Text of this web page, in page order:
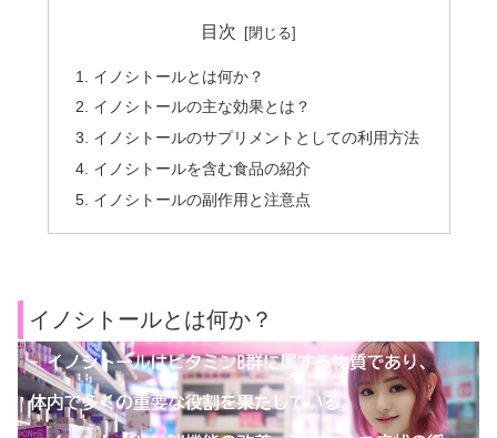
目次
イノシトールとは何か？
イノシトールの主な効果とは？
イノシトールのサプリメントとしての利用方法
イノシトールを含む食品の紹介
イノシトールの副作用と注意点
イノシトールとは何か？